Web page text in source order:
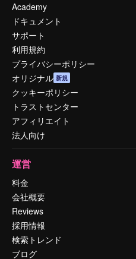
Academy
ドキュメント
サポート
利用規約
プライバシーポリシー
オリジナル 新規
クッキーポリシー
トラストセンター
アフィリエイト
法人向け
運営
料金
会社概要
Reviews
採用情報
検索トレンド
ブログ